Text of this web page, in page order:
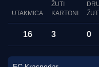
UTAKMICA
ŽUTI
KARTONI
ŽUTI
16 3 0